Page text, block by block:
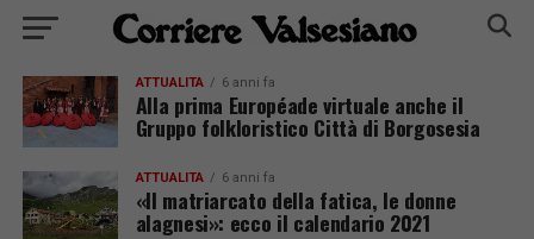
ATTUALITÀ 6 anni fa
Alla prima Européade virtuale anche il
Gruppo folkloristico Città di Borgosesia
ATTUALITÀ 6 anni fa
«Il matriarcato della fatica, le donne
alagnesi»: ecco il calendario 2021